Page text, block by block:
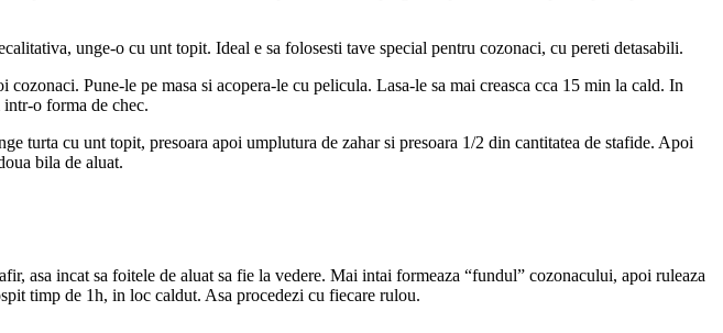
unge-o cu unt topit. Ideal e sa folosesti tave special pentru cozonaci, cu pereti detasabili.
Pune-le pe masa si acopera-le cu pelicula. Lasa-le sa mai creasca cca 15 min la cald. In
o forma de chec.
turta cu unt topit, presoara apoi umplutura de zahar si presoara 1/2 din cantitatea de stafide. Apoi
bila de aluat.
asa incat sa foitele de aluat sa fie la vedere. Mai intai formeaza “fundul” cozonacului, apoi ruleaza
timp de 1h, in loc caldut. Asa procedezi cu fiecare rulou.